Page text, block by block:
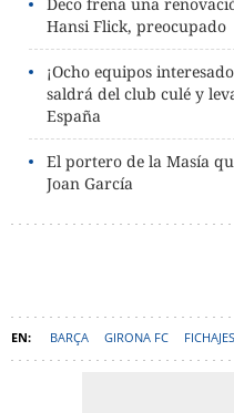
Hansi Flick, preocupado
¡Ocho equipos
saldrá del club culé y
España
El portero de la Masía
Joan García
BARÇA GIRONA FC FICHAJES